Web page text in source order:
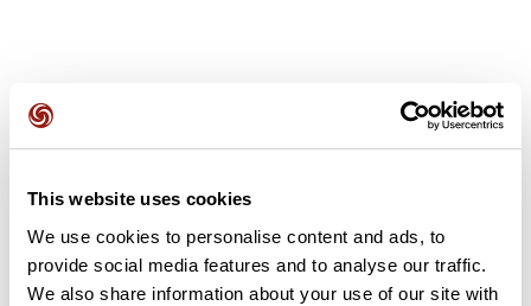
This website uses cookies
We use cookies to personalise content and ads, to
provide social media features and to analyse our traffic.
We also share information about your use of our site with